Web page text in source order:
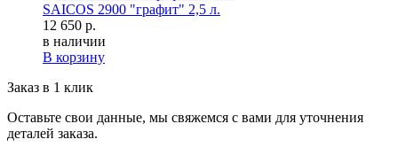
SAICOS 2900 "графит" 2,5 л.
12 650 р.
в наличии
В корзину
Заказ в 1 клик
Оставьте свои данные, мы свяжемся с вами для уточнения
деталей заказа.